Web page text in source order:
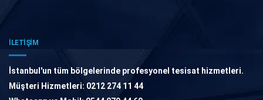
İLETİŞİM
İstanbul'un tüm bölgelerinde profesyonel tesisat hizmetleri.
Müşteri Hizmetleri: 0212 274 11 44